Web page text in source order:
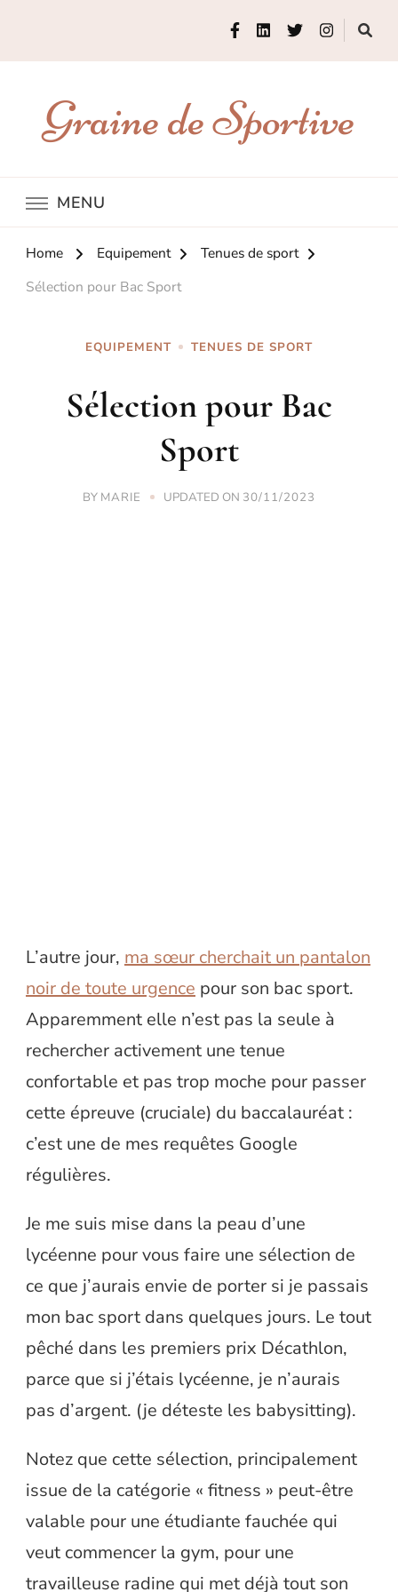
Graine de Sportive
MENU
Home Equipement
Tenues de sport
Sélection pour Bac Sport
EQUIPEMENT TENUES DE SPORT
Sélection pour Bac
Sport
BY MARIE UPDATED ON 30/11/2023
L’autre jour, ma sœur cherchait un pantalon
noir de toute urgence pour son bac sport.
Apparemment elle n’est pas la seule à
rechercher activement une tenue
confortable et pas trop moche pour passer
cette épreuve (cruciale) du baccalauréat :
c’est une de mes requêtes Google
régulières.
Je me suis mise dans la peau d’une
lycéenne pour vous faire une sélection de
ce que j’aurais envie de porter si je passais
mon bac sport dans quelques jours. Le tout
pêché dans les premiers prix Décathlon,
parce que si j’étais lycéenne, je n’aurais
pas d’argent. (je déteste les babysitting).
Notez que cette sélection, principalement
issue de la catégorie « fitness » peut-être
valable pour une étudiante fauchée qui
veut commencer la gym, pour une
travailleuse radine qui met déjà tout son